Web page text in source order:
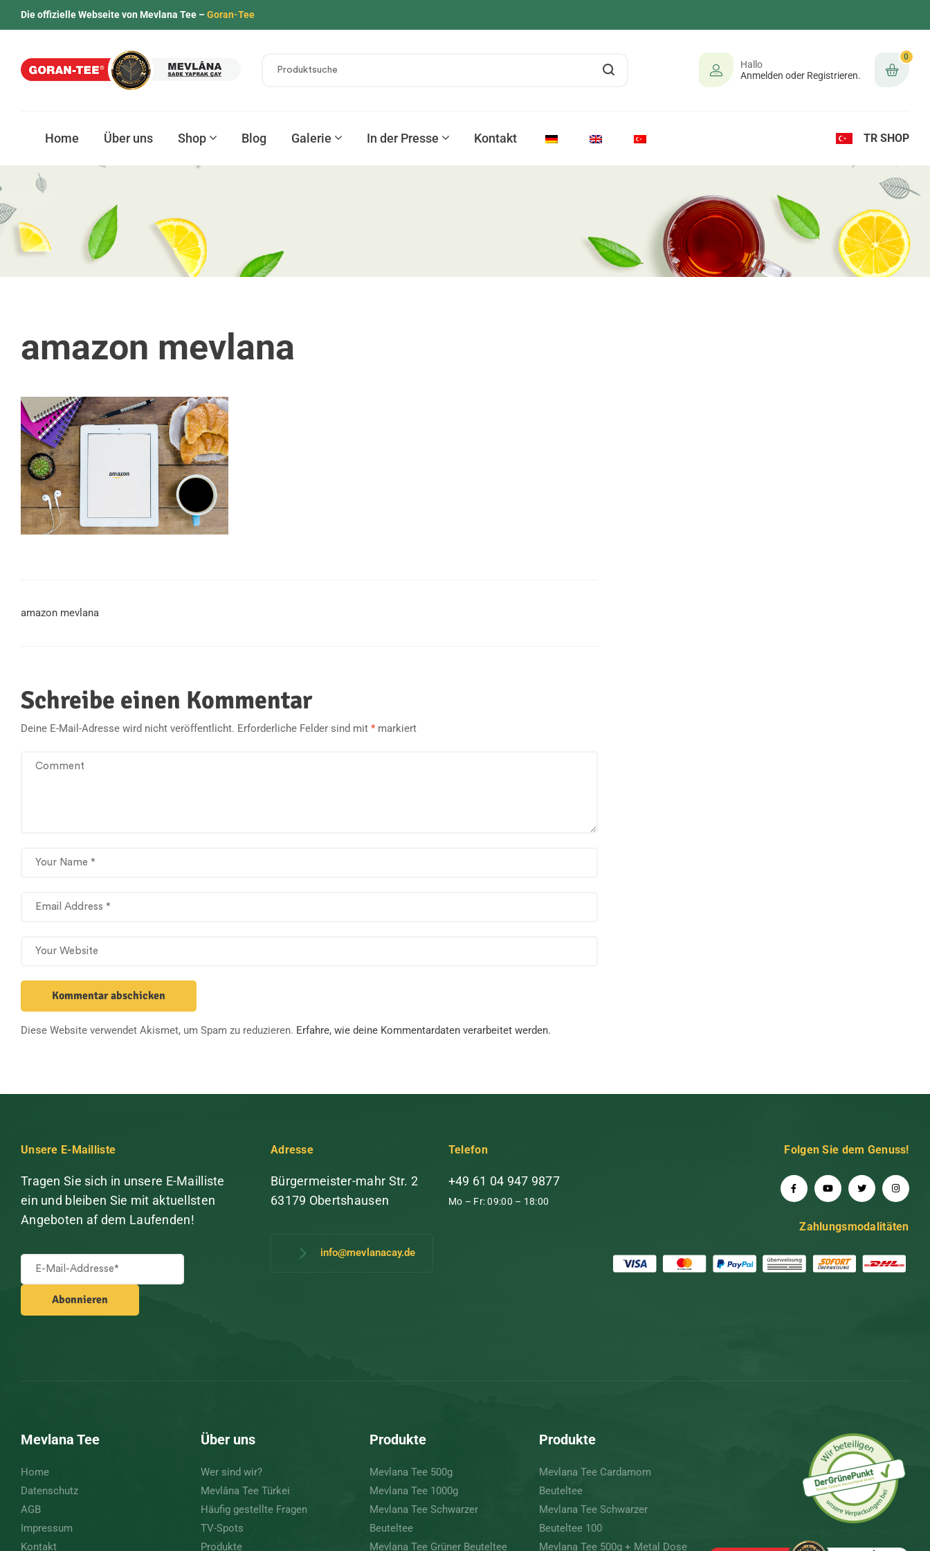
Die offizielle Webseite von Mevlana Tee –Goran-Tee
Hallo
Anmelden oder Registrieren.
0
Home Über uns Shop Blog Galerie In der Presse Kontakt TR SHOP
amazon mevlana
amazon mevlana
Schreibe einen Kommentar
Deine E-Mail-Adresse wird nicht veröffentlicht. Erforderliche Felder sind mit *markiert
Diese Website verwendet Akismet, um Spam zu reduzieren. Erfahre, wie deine Kommentardaten verarbeitet werden.
Unsere E-Mailliste
Tragen Sie sich in unsere E-Mailliste
ein und bleiben Sie mit aktuellsten
Angeboten af dem Laufenden!
Adresse
Bürgermeister-mahr Str. 2
63179 Obertshausen
info@mevlanacay.de
Telefon
+49 61 04 947 9877
Mo – Fr: 09:00 – 18:00
Folgen Sie dem Genuss!
Zahlungsmodalitäten
Mevlana Tee
Home
Datenschutz
AGB
Impressum
Kontakt
Über uns
Wer sind wir?
Mevlâna Tee Türkei
Häufig gestellte Fragen
TV-Spots
Produkte
Produkte
Mevlana Tee 500g
Mevlana Tee 1000g
Mevlana Tee Schwarzer
Beuteltee
Mevlana Tee Grüner Beuteltee
Produkte
Mevlana Tee Cardamom
Beuteltee
Mevlana Tee Schwarzer
Beuteltee 100
Mevlana Tee 500g + Metal Dose